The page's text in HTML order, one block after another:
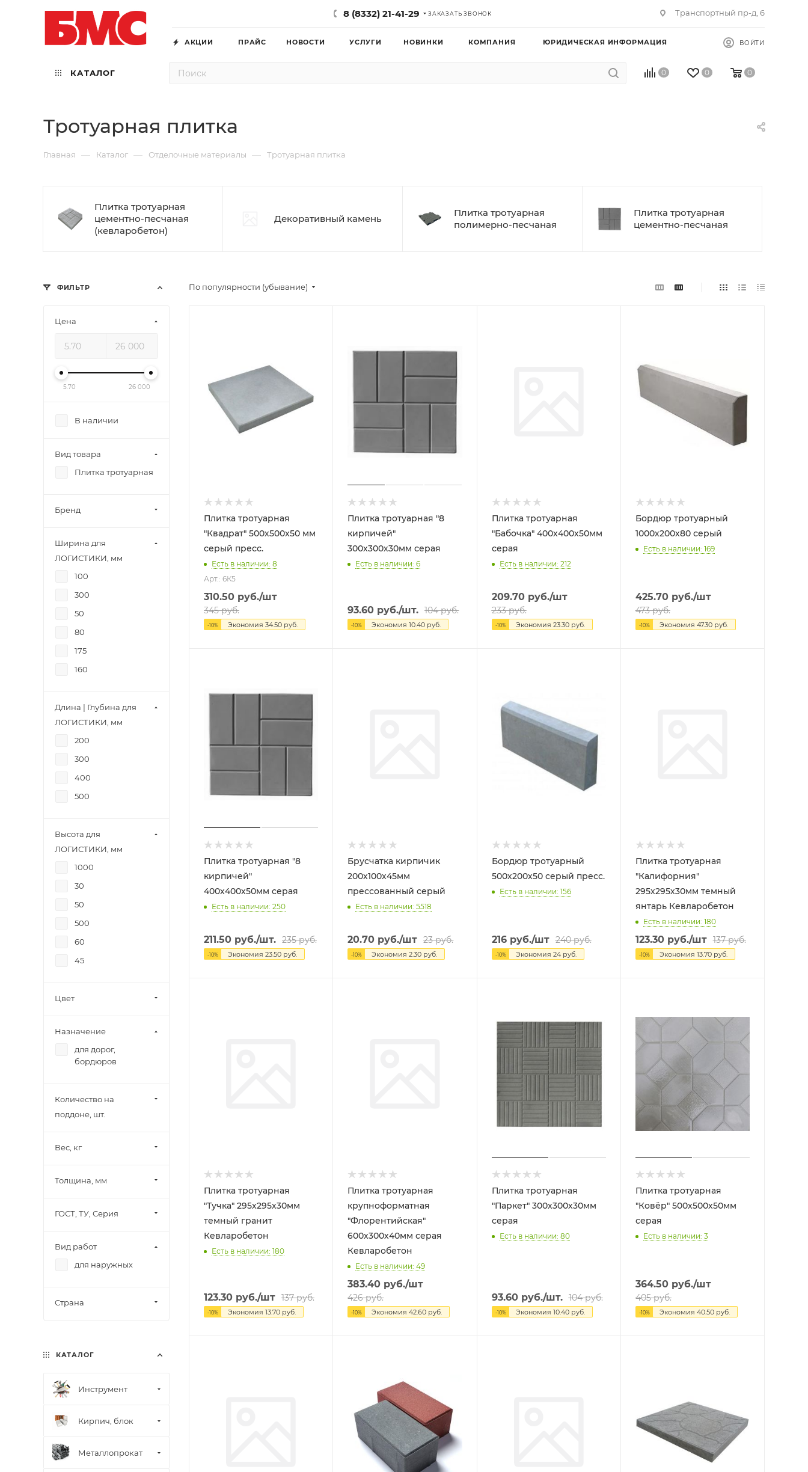
8 (8332) 21-41-29 ЗАКАЗАТЬ ЗВОНОК Транспортный пр-д, 6
АКЦИИ ПРАЙС НОВОСТИ УСЛУГИ НОВИНКИ КОМПАНИЯ ЮРИДИЧЕСКАЯ ИНФОРМАЦИЯ ВОЙТИ
КАТАЛОГ 0 0 0
Тротуарная плитка
Главная — Каталог — Отделочные материалы — Тротуарная плитка
Плитка тротуарная
цементно-песчаная
(кевларобетон)
Декоративный камень
Плитка тротуарная
полимерно-песчаная
Плитка тротуарная
цементно-песчаная
По популярности (убывание)
Плитка тротуарная
"Квадрат" 500х500х50 мм
серый пресс.
Есть в наличии: 8
Арт.: 6К5
310.50 руб./шт
345руб.
-10% Экономия 34.50 руб.
Плитка тротуарная "8
кирпичей"
300х300х30мм серая
Есть в наличии: 6
93.60 руб./шт. 104руб.
-10% Экономия10.40 руб.
Плитка тротуарная
"Бабочка" 400х400х50мм
серая
Есть в наличии: 212
209.70руб./шт
233руб.
-10% Экономия 23.30руб.
Бордюр тротуарный
1000х200х80 серый
Есть в наличии: 169
425.70руб./шт
473руб.
-10% Экономия 47.30руб.
Плитка тротуарная "8
кирпичей"
400х400х50мм серая
Есть в наличии: 250
211.50 руб./шт. 235руб.
-10% Экономия 23.50 руб.
Брусчатка кирпичик
200х100х45мм
прессованный серый
Есть в наличии: 5518
20.70 руб./шт 23руб.
-10% Экономия2.30 руб.
Бордюр тротуарный
500х200х50 серый пресс.
Есть в наличии: 156
216руб./шт 240руб.
-10% Экономия 24руб.
Плитка тротуарная
"Калифорния"
295х295х30мм темный
янтарь Кевларобетон
Есть в наличии: 180
123.30руб./шт 137руб.
-10% Экономия 13.70руб.
Плитка тротуарная
"Тучка" 295х295х30мм
темный гранит
Кевларобетон
Есть в наличии: 180
123.30 руб./шт 137руб.
-10% Экономия 13.70 руб.
Плитка тротуарная
крупноформатная
"Флорентийская"
600х300х40мм серая
Кевларобетон
Есть в наличии: 49
383.40 руб./шт
426руб.
-10% Экономия42.60 руб.
Плитка тротуарная
"Паркет" 300х300х30мм
серая
Есть в наличии: 80
93.60руб./шт. 104руб.
-10% Экономия 10.40руб.
Плитка тротуарная
"Ковёр" 500х500х50мм
серая
Есть в наличии: 3
364.50руб./шт
405руб.
-10% Экономия 40.50руб.
ФИЛЬТР
Цена
5.70 26 000
В наличии
Вид товара
Плитка тротуарная
Бренд
Ширина для
ЛОГИСТИКИ, мм
100
300
50
80
175
160
Длина | Глубина для
ЛОГИСТИКИ, мм
200
300
400
500
Высота для
ЛОГИСТИКИ, мм
1000
30
50
500
60
45
Цвет
Назначение
для дорог,
бордюров
Количество на
поддоне, шт.
Вес, кг
Толщина, мм
ГОСТ, ТУ, Серия
Вид работ
для наружных
Страна
КАТАЛОГ
Инструмент
Кирпич, блок
Металлопрокат